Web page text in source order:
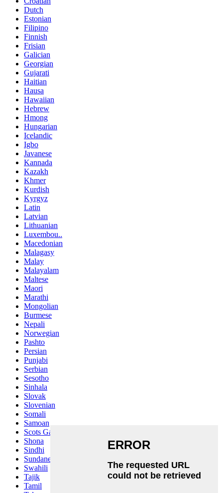
Dutch
Estonian
Filipino
Finnish
Frisian
Galician
Georgian
Gujarati
Haitian
Hausa
Hawaiian
Hebrew
Hmong
Hungarian
Icelandic
Igbo
Javanese
Kannada
Kazakh
Khmer
Kurdish
Kyrgyz
Latin
Latvian
Lithuanian
Luxembou..
Macedonian
Malagasy
Malay
Malayalam
Maltese
Maori
Marathi
Mongolian
Burmese
Nepali
Norwegian
Pashto
Persian
Punjabi
Serbian
Sesotho
Sinhala
Slovak
Slovenian
Somali
Samoan
Scots Gaelic
Shona
Sindhi
Sundanese
Swahili
Tajik
Tamil